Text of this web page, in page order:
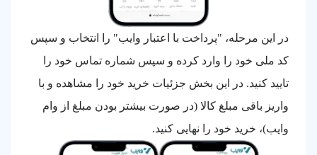
در این مرحله، "پرداخت با اعتبار وایب" را انتخاب و سپس
کد ملی خود را وارد کرده و سپس شماره تماس خود را
تایید کنید. در این بخش جزئیات خرید خود را مشاهده و با
واریز باقی مبلغ کالا (در صورت بیشتر بودن مبلغ از وام
وایب)، خرید خود را نهایی کنید.